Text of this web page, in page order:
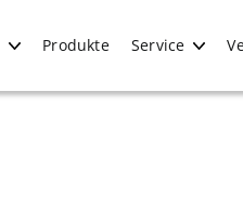
Produkte Service